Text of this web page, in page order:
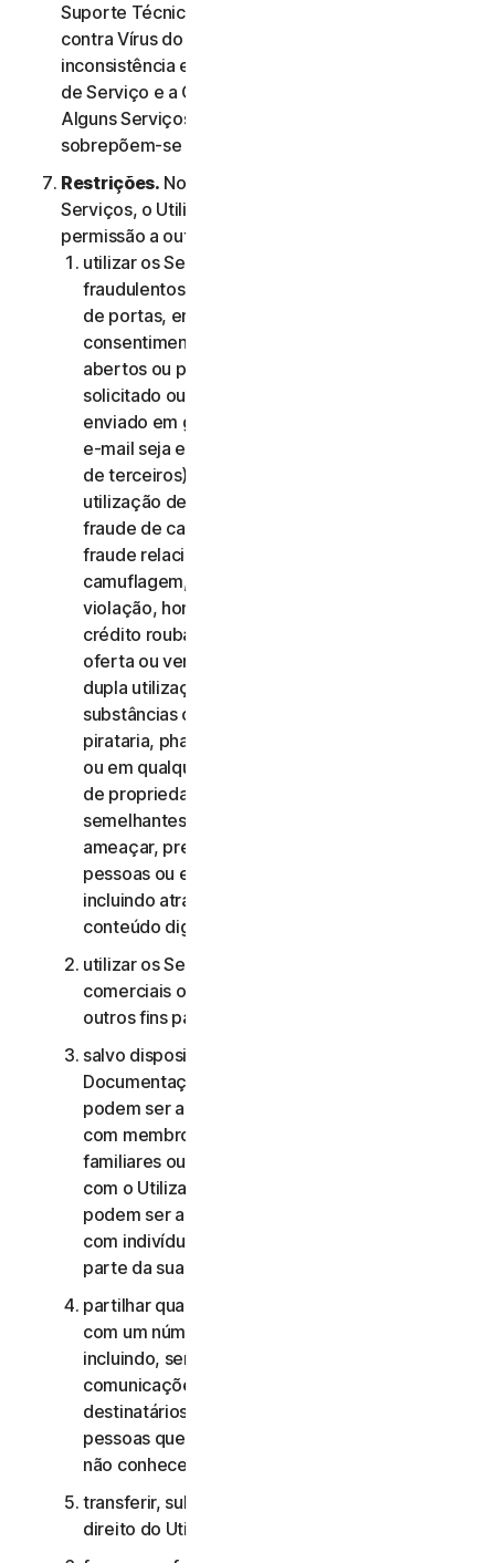
Suporte Técnico (incluindo Promessa de Proteção
contra Vírus do Norton). Em caso de conflito ou
inconsistência entre a Cláusula 2.ª – Termos Gerais
de Serviço e a Cláusula 4.ª – Termos Específicos de
Alguns Serviços, os termos da Cláusula 4.ª
sobrepõem-se aos da Cláusula 2.ª.
Restrições. No que diz respeito à utilização dos
Serviços, o Utilizador não pode, nem pode dar
permissão a outra pessoa para:
utilizar os Serviços para quaisquer fins
fraudulentos, incluindo, sem limitação, análise
de portas, envio de spam, envio de e-mails de
consentimento, análise de reencaminhamentos
abertos ou proxies abertos, envio de e-mail não
solicitado ou qualquer versão ou tipo de e-mail
enviado em grandes quantidades (mesmo que o
e-mail seja encaminhado através de servidores
de terceiros), qualquer imposição de pop-ups,
utilização de cartões de crédito roubados,
fraude de cartões de crédito, fraude financeira,
fraude relacionada com criptomoedas,
camuflagem, extorsão, chantagem, rapto,
violação, homicídio, venda de cartões de
crédito roubados, venda de bens roubados,
oferta ou venda de materiais militares e de
dupla utilização proibidos, oferta ou venda de
substâncias controladas, roubo de identidade,
pirataria, pharming, scraping de qualquer forma
ou em qualquer escala, pirataria digital, violação
de propriedade intelectual e outras atividades
semelhantes; ou para assediar, perseguir,
ameaçar, prejudicar ou monitorizar outras
pessoas ou explorar crianças de qualquer forma,
incluindo através de áudio, vídeo, fotografia,
conteúdo digital, etc.;
utilizar os Serviços de Consumidor para fins
comerciais ou os Serviços Comerciais para
outros fins para além de fins comerciais internos;
salvo disposição em contrário no CLS ou na
Documentação, os Serviços de Consumidor não
podem ser acedidos, utilizados ou partilhados
com membros da família, membros não
familiares ou outros indivíduos que não residam
com o Utilizador, e os Serviços Comerciais não
podem ser acedidos, utilizados ou partilhados
com indivíduos que não sejam colaboradores ou
parte da sua Pequena Empresa;
partilhar quaisquer dados ou outros conteúdos
com um número excessivo de pessoas,
incluindo, sem limitação, o envio de
comunicações para um número elevado de
destinatários ou a partilha de conteúdo com
pessoas que o Utilizador não conhece ou que
não conhecem o Utilizador;
transferir, sublicenciar, alugar e/ou emprestar o
direito do Utilizador de utilizar os Serviços;